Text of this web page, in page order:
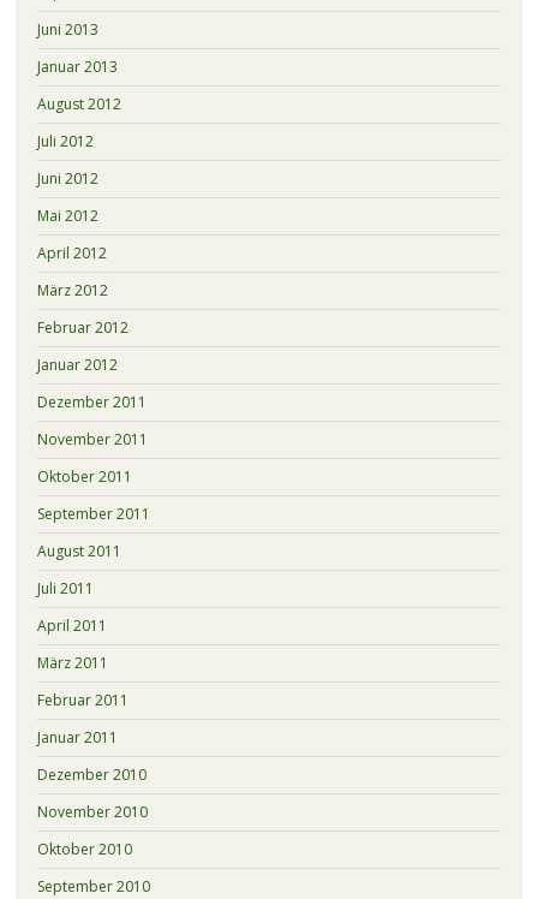
Juni 2013
Januar 2013
August 2012
Juli 2012
Juni 2012
Mai 2012
April 2012
März 2012
Februar 2012
Januar 2012
Dezember 2011
November 2011
Oktober 2011
September 2011
August 2011
Juli 2011
April 2011
März 2011
Februar 2011
Januar 2011
Dezember 2010
November 2010
Oktober 2010
September 2010